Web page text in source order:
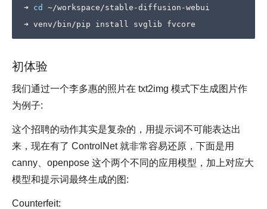
➜ cd
~/workspace/stable-diffusion-webui
初体验
我们通过一个李多惠的照片在 txt2img 模式下生成图片作
为例子:
这个招聘的动作其实是复杂的，用提示词不可能表达出
来，现在有了 ControlNet 就非常容易还原，下面是用
canny、openpose 这个两个不同的应用模型，加上对应大
模型和提示词最终生成的图:
Counterfeit: